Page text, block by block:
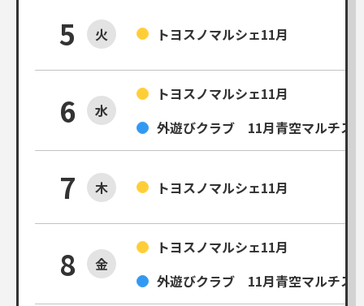
5 火 トヨスノマルシェ11月
6 水
トヨスノマルシェ11月
外遊びクラブ 11月青空マルチス
7 木 トヨスノマルシェ11月
8 金
トヨスノマルシェ11月
外遊びクラブ 11月青空マルチス